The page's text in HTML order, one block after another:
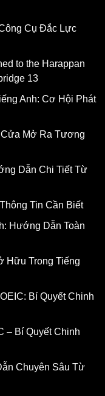
Cụ Đắc Lực
to the Harappan
13
Anh: Cơ Hội Phát
Mở Ra Tương
Dẫn Chi Tiết Từ
Tin Cần Biết
Hướng Dẫn Toàn
Hữu Trong Tiếng
Bí Quyết Chinh
– Bí Quyết Chinh
Chuyên Sâu Từ